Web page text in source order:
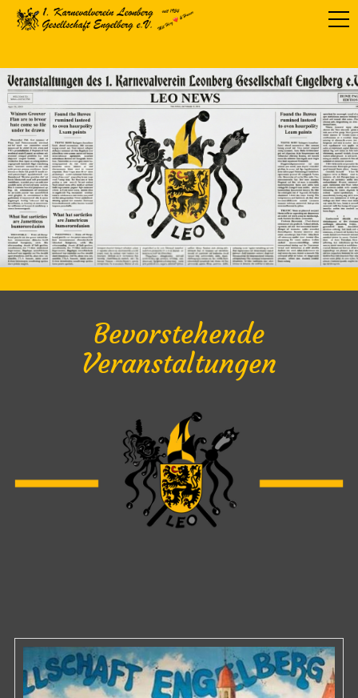
Bevorstehende
Veranstaltungen